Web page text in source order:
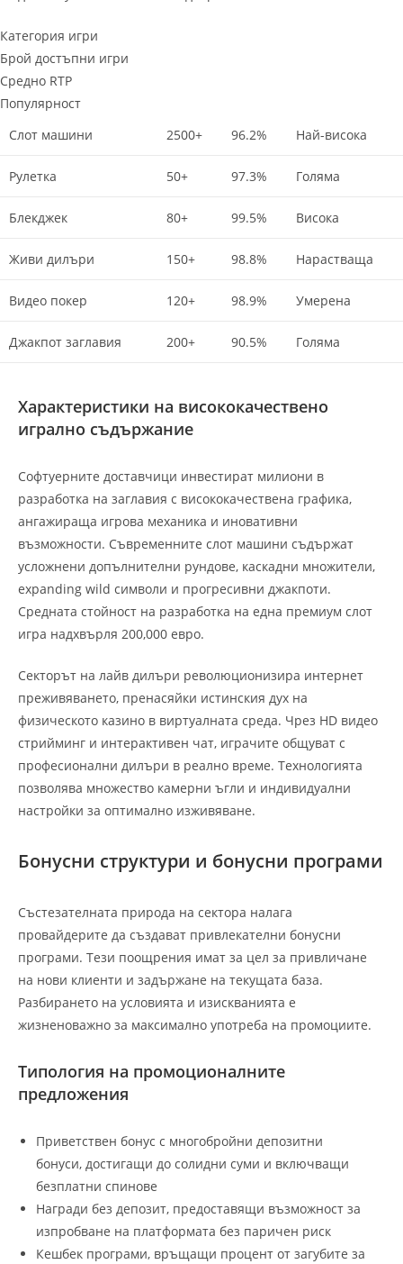
Категория игри
Брой достъпни игри
Средно RTP
Популярност
Слот машини
2500+ 96.2% Най-висока
Рулетка 50+ 97.3% Голяма
Блекджек 80+ 99.5% Висока
Живи дилъри 150+ 98.8% Нарастваща
Видео покер 120+ 98.9% Умерена
Джакпот заглавия 200+ 90.5% Голяма
Характеристики на висококачествено
игрално съдържание
Софтуерните доставчици инвестират милиони в
разработка на заглавия с висококачествена графика,
ангажираща игрова механика и иновативни
възможности. Съвременните слот машини съдържат
усложнени допълнителни рундове, каскадни множители,
expanding wild символи и прогресивни джакпоти.
Средната стойност на разработка на една премиум слот
игра надхвърля 200,000 евро.
Секторът на лайв дилъри революционизира интернет
преживяването, пренасяйки истинския дух на
физическото казино в виртуалната среда. Чрез HD видео
стрийминг и интерактивен чат, играчите общуват с
професионални дилъри в реално време. Технологията
позволява множество камерни ъгли и индивидуални
настройки за оптимално изживяване.
Бонусни структури и бонусни програми
Състезателната природа на сектора налага
провайдерите да създават привлекателни бонусни
програми. Тези поощрения имат за цел за привличане
на нови клиенти и задържане на текущата база.
Разбирането на условията и изискванията е
жизненоважно за максимално употреба на промоциите.
Типология на промоционалните
предложения
Приветствен бонус с многобройни депозитни
бонуси, достигащи до солидни суми и включващи
безплатни спинове
Награди без депозит, предоставящи възможност за
изпробване на платформата без паричен риск
Кешбек програми, връщащи процент от загубите за